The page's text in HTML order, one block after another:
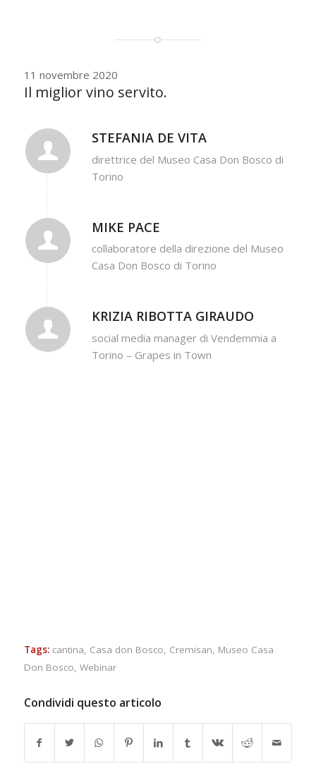
11 novembre 2020
Il miglior vino servito.
STEFANIA DE VITA
direttrice del Museo Casa Don Bosco di
Torino
MIKE PACE
collaboratore della direzione del Museo
Casa Don Bosco di Torino
KRIZIA RIBOTTA GIRAUDO
social media manager di Vendemmia a
Torino – Grapes in Town
Tags: cantina, Casa don Bosco, Cremisan, Museo Casa
Don Bosco, Webinar
Condividi questo articolo